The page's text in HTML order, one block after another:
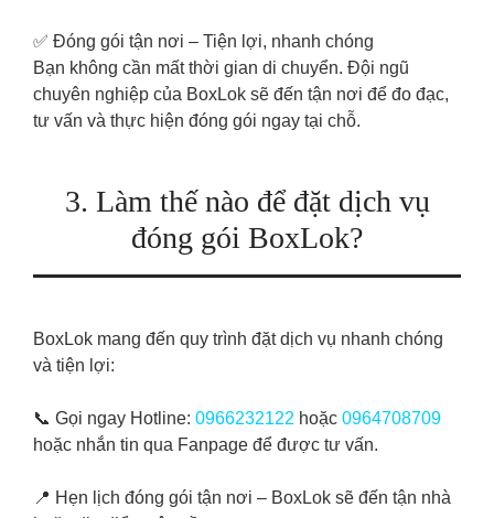
✅ Đóng gói tận nơi – Tiện lợi, nhanh chóng
Bạn không cần mất thời gian di chuyển. Đội ngũ
chuyên nghiệp của BoxLok sẽ đến tận nơi để đo đạc,
tư vấn và thực hiện đóng gói ngay tại chỗ.
3. Làm thế nào để đặt dịch vụ
đóng gói BoxLok?
BoxLok mang đến quy trình đặt dịch vụ nhanh chóng
và tiện lợi:
📞 Gọi ngay Hotline: 0966232122 hoặc 0964708709
hoặc nhắn tin qua Fanpage để được tư vấn.
📍 Hẹn lịch đóng gói tận nơi – BoxLok sẽ đến tận nhà